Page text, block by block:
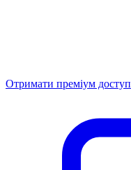
Отримати преміум доступ